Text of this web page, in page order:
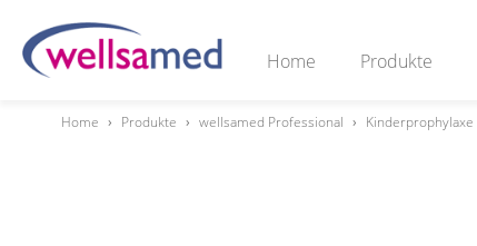
Home Produkte
Home › Produkte › wellsamed Professional › Kinderprophylaxe